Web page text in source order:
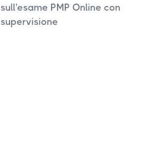
sull'esame PMP Online con
supervisione